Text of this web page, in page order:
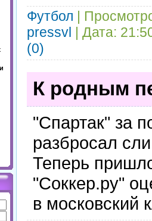
Футбол |
pressvl | Дата:
(0)
К родным
"Спартак" за
разбросал
Теперь
"Соккер.ру"
в московский